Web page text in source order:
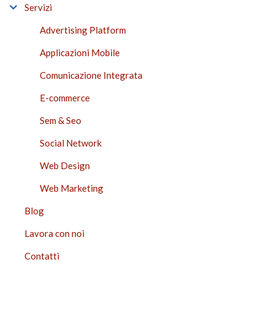
Servizi
Advertising Platform
Applicazioni Mobile
Comunicazione Integrata
E-commerce
Sem & Seo
Social Network
Web Design
Web Marketing
Blog
Lavora con noi
Contatti